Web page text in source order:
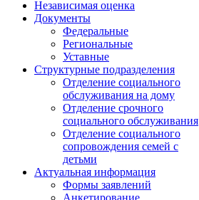
Независимая оценка
Документы
Федеральные
Региональные
Уставные
Структурные подразделения
Отделение социального
обслуживания на дому
Отделение срочного
социального обслуживания
Отделение социального
сопровождения семей с
детьми
Актуальная информация
Формы заявлений
Анкетирование